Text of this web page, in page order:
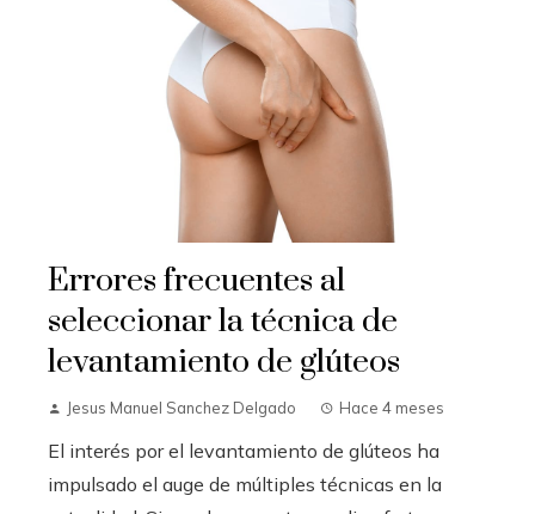
Errores frecuentes al
seleccionar la técnica de
levantamiento de glúteos
Jesus Manuel Sanchez Delgado Hace 4 meses
El interés por el levantamiento de glúteos ha
impulsado el auge de múltiples técnicas en la